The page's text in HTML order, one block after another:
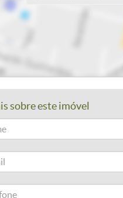
sobre este imóvel